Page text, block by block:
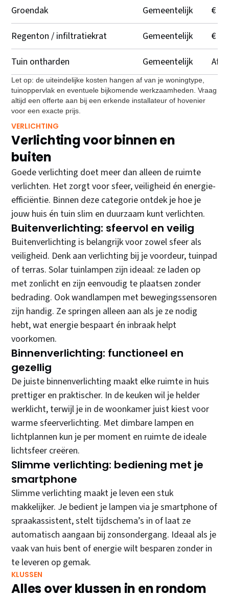
Groendak Gemeentelijk
€
Regenton / infiltratiekrat
Gemeentelijk
€
Tuin ontharden
Gemeentelijk
Let op: de uiteindelijke kosten hangen af van je woningtype,
tuinoppervlak en eventuele bijkomende werkzaamheden. Vraag
altijd een offerte aan bij een erkende installateur of hovenier
voor een exacte prijs.
VERLICHTING
Verlichting voor binnen en
buiten
Goede verlichting doet meer dan alleen de ruimte
verlichten. Het zorgt voor sfeer, veiligheid én energie-
efficiëntie. Binnen deze categorie ontdek je hoe je
jouw huis én tuin slim en duurzaam kunt verlichten.
Buitenverlichting: sfeervol en veilig
Buitenverlichting is belangrijk voor zowel sfeer als
veiligheid. Denk aan verlichting bij je voordeur, tuinpad
of terras. Solar tuinlampen zijn ideaal: ze laden op
met zonlicht en zijn eenvoudig te plaatsen zonder
bedrading. Ook wandlampen met bewegingssensoren
zijn handig. Ze springen alleen aan als je ze nodig
hebt, wat energie bespaart én inbraak helpt
voorkomen.
Binnenverlichting: functioneel en
gezellig
De juiste binnenverlichting maakt elke ruimte in huis
prettiger en praktischer. In de keuken wil je helder
werklicht, terwijl je in de woonkamer juist kiest voor
warme sfeerverlichting. Met dimbare lampen en
lichtplannen kun je per moment en ruimte de ideale
lichtsfeer creëren.
Slimme verlichting: bediening met je
smartphone
Slimme verlichting maakt je leven een stuk
makkelijker. Je bedient je lampen via je smartphone of
spraakassistent, stelt tijdschema’s in of laat ze
automatisch aangaan bij zonsondergang. Ideaal als je
vaak van huis bent of energie wilt besparen zonder in
te leveren op gemak.
KLUSSEN
Alles over klussen in en rondom